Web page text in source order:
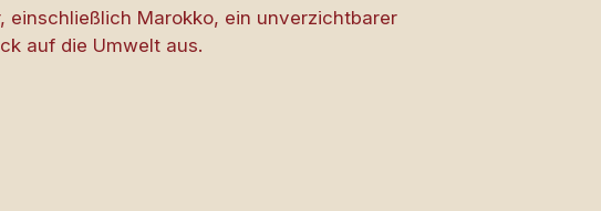
einschließlich Marokko, ein unverzichtbarer
auf die Umwelt aus.